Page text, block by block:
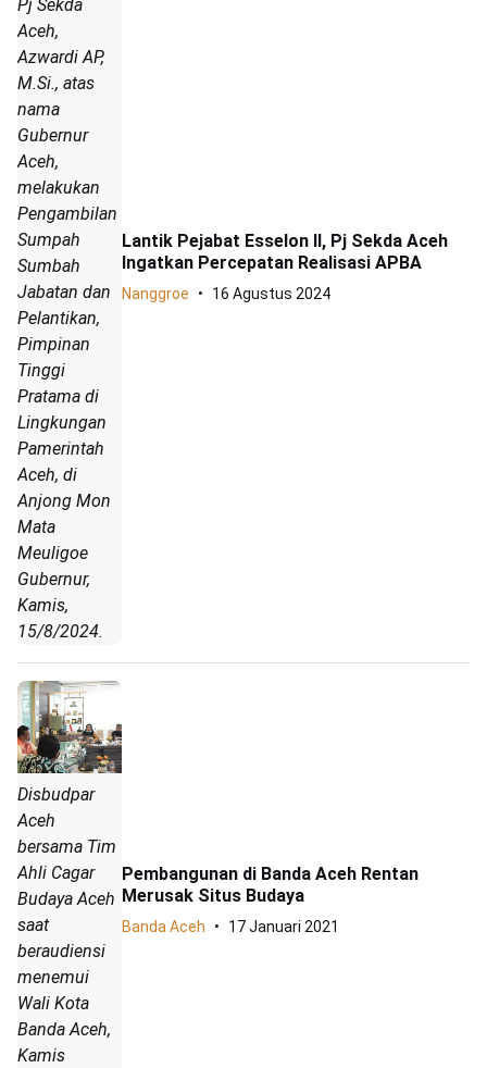
Pj Sekda
Aceh,
Azwardi AP,
M.Si., atas
nama
Gubernur
Aceh,
melakukan
Pengambilan
Sumpah
Sumbah
Jabatan dan
Pelantikan,
Pimpinan
Tinggi
Pratama di
Lingkungan
Pamerintah
Aceh, di
Anjong Mon
Mata
Meuligoe
Gubernur,
Kamis,
15/8/2024.
Lantik Pejabat Esselon II, Pj Sekda Aceh
Ingatkan Percepatan Realisasi APBA
Nanggroe 16 Agustus 2024
Disbudpar
Aceh
bersama Tim
Ahli Cagar
Budaya Aceh
saat
beraudiensi
menemui
Wali Kota
Banda Aceh,
Kamis
Pembangunan di Banda Aceh Rentan
Merusak Situs Budaya
Banda Aceh 17 Januari 2021